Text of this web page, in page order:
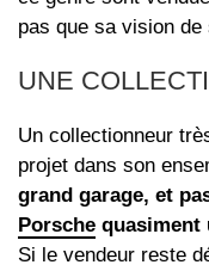
pas que sa vision
UNE
Un collectionneur
projet dans son
grand garage, et
Porsche quasiment
Si le vendeur reste